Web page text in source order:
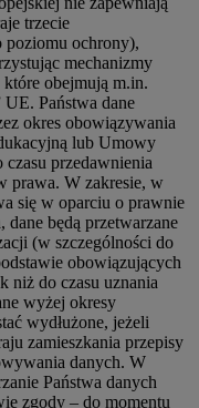
trzecie
poziomu ochrony),
mechanizmy
obejmują m.in.
Państwa dane
okres obowiązywania
lub Umowy
przedawnienia
prawa. W zakresie, w
się w oparciu o prawnie
dane będą przetwarzane
(w szczególności do
obowiązujących
niż do czasu uznania
wyżej okresy
wydłużone, jeżeli
zamieszkania przepisy
danych. W
Państwa danych
zgody – do momentu